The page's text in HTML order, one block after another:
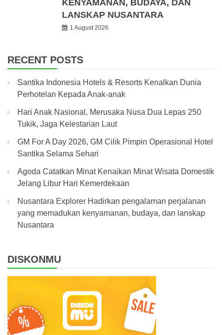
KENYAMANAN, BUDAYA, DAN
LANSKAP NUSANTARA
1 August 2026
RECENT POSTS
Santika Indonesia Hotels & Resorts Kenalkan Dunia
Perhotelan Kepada Anak-anak
Hari Anak Nasional, Merusaka Nusa Dua Lepas 250
Tukik, Jaga Kelestarian Laut
GM For A Day 2026, GM Cilik Pimpin Operasional Hotel
Santika Selama Sehari
Agoda Catatkan Minat Kenaikan Minat Wisata Domestik
Jelang Libur Hari Kemerdekaan
Nusantara Explorer Hadirkan pengalaman perjalanan
yang memadukan kenyamanan, budaya, dan lanskap
Nusantara
DISKONMU